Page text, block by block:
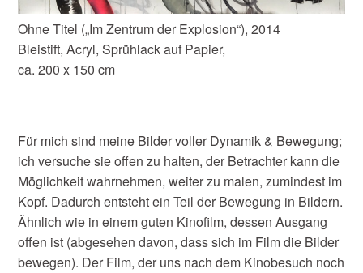
Ohne Titel („Im Zentrum der Explosion“), 2014
Bleistift, Acryl, Sprühlack auf Papier,
ca. 200 x 150 cm
Für mich sind meine Bilder voller Dynamik & Bewegung;
ich versuche sie offen zu halten, der Betrachter kann die
Möglichkeit wahrnehmen, weiter zu malen, zumindest im
Kopf. Dadurch entsteht ein Teil der Bewegung in Bildern.
Ähnlich wie in einem guten Kinofilm, dessen Ausgang
offen ist (abgesehen davon, dass sich im Film die Bilder
bewegen). Der Film, der uns nach dem Kinobesuch noch